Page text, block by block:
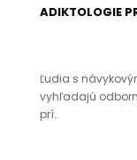
ADIKTOLOGIE
Ľudia s
vyhľadajú
prí..